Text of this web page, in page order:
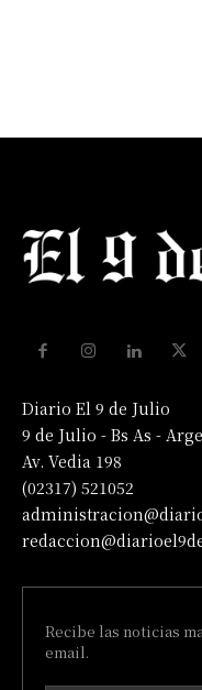
Diario El 9 de Julio
9 de Julio - Bs As -
Av. Vedia 198
(02317) 521052
Recibe las noticias
email.